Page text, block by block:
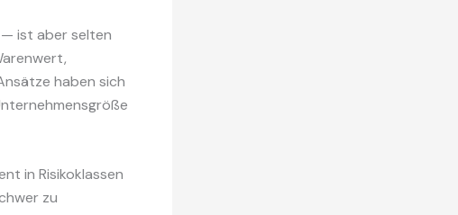
— ist aber selten
haben sich
in Risikoklassen
zu